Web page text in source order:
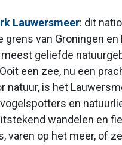
Lauwersmeer: dit
grens van Groningen en
geliefde
een zee, nu een
natuur, is het
en
wandelen en
varen op het meer, of